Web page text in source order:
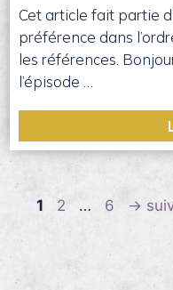
Cet article fait partie
préférence dans
les références.
l’épisode …
Navigation
Page
1 Page
2 … Page
6 →